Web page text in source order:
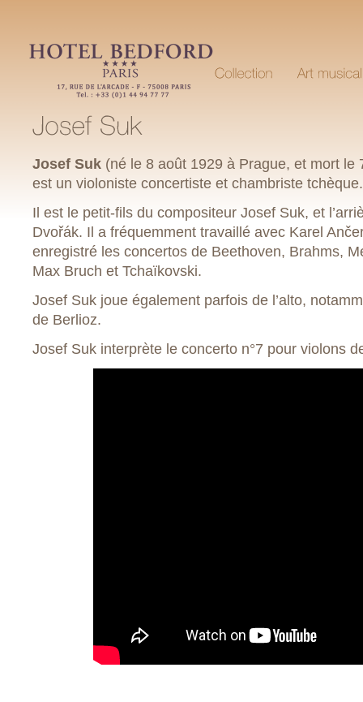
Josef Suk (né le 8 août 1929 à Prague, et mort le
est un violoniste concertiste et chambriste tchèque.
Il est le petit-fils du compositeur Josef Suk, et
Dvořák. Il a fréquemment travaillé avec Karel
enregistré les concertos de Beethoven, Brahms,
Max Bruch et Tchaïkovski.
Josef Suk joue également parfois de l’alto,
de Berlioz.
Josef Suk interprète le concerto n°7 pour violons